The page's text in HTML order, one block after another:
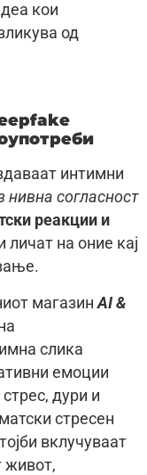
кои
од
интимни
нивна согласност
реакции и
личат на оние кај
магазинAI &
слика
емоции
дури и
стресен
вклучуваат
живот,